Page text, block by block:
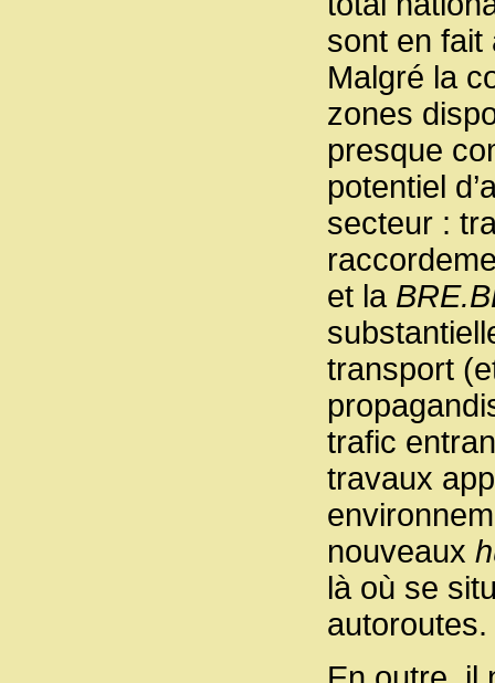
sont en fait
Malgré la
zones
presque
potentiel
secteur :
et la
transport
trafic
travaux
nouveaux
là où se
autoroutes.